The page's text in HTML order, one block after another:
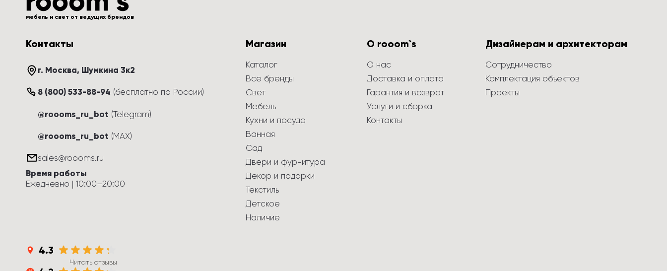
мебель и свет от ведущих брендов
Контакты
г. Москва, Шумкина 3к2
8 (800) 533-88-94 (бесплатно по России)
@roooms_ru_bot (Telegram)
@roooms_ru_bot (MAX)
sales@roooms.ru
Время работы
Ежедневно | 10:00–20:00
4.3
Читать отзывы
Магазин
Каталог
Все бренды
Свет
Мебель
Кухни и посуда
Ванная
Сад
Двери и фурнитура
Декор и подарки
Текстиль
Детское
Наличие
О rooom`s
О нас
Доставка и оплата
Гарантия и возврат
Услуги и сборка
Контакты
Дизайнерам и архитекторам
Сотрудничество
Комплектация объектов
Проекты